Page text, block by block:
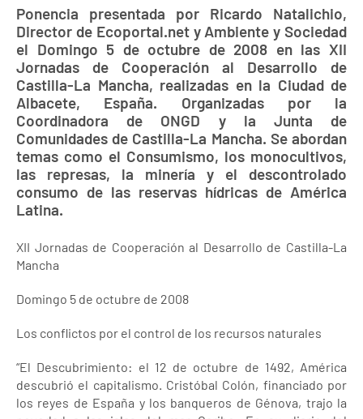
Ponencia presentada por Ricardo Natalichio,
Director de Ecoportal.net y Ambiente y Sociedad
el Domingo 5 de octubre de 2008 en las XII
Jornadas de Cooperación al Desarrollo de
Castilla-La Mancha, realizadas en la Ciudad de
Albacete, España. Organizadas por la
Coordinadora de ONGD y la Junta de
Comunidades de Castilla-La Mancha. Se abordan
temas como el Consumismo, los monocultivos,
las represas, la minería y el descontrolado
consumo de las reservas hídricas de América
Latina.
XII Jornadas de Cooperación al Desarrollo de Castilla-La
Mancha
Domingo 5 de octubre de 2008
Los conflictos por el control de los recursos naturales
“El Descubrimiento: el 12 de octubre de 1492, América
descubrió el capitalismo. Cristóbal Colón, financiado por
los reyes de España y los banqueros de Génova, trajo la